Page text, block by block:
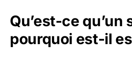
Qu’est-ce qu’un
pourquoi est-il